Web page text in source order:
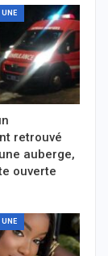
UNE
retrouvé
auberge,
ouverte
UNE